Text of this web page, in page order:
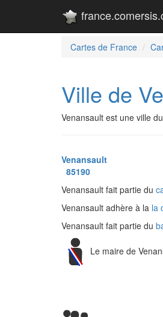
Cartes de France
Ville de
Venansault est une ville du
Venansault
85190
Venansault fait partie du
Venansault adhère à la la
Venansault fait partie du
Le maire de